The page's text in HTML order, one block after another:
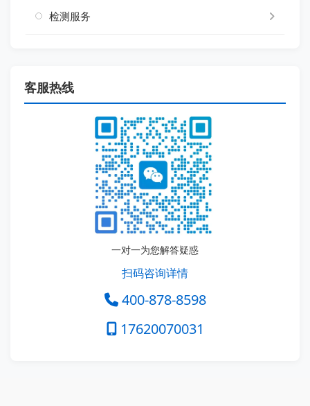
检测服务
客服热线
一对一为您解答疑惑
扫码咨询详情
400-878-8598
17620070031